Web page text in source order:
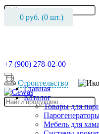
0 руб. (0 шт.)
+7 (900) 278-02-00
Cтроительство
Главная
Каталог
Товары для
Мебель для